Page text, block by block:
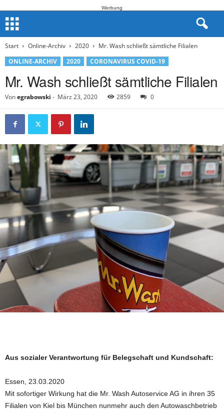
Werbung
Start Online-Archiv 2020
Mr. Wash schließt sämtliche Filialen
ONLINE-ARCHIV
2020 CORONAVIRUS COVID-19
Mr. Wash schließt sämtliche Filialen
Vonegrabowski - März 23, 2020 2859 0
Aus sozialer Verantwortung für Belegschaft und Kundschaft:
Essen, 23.03.2020
Mit sofortiger Wirkung hat die Mr. Wash Autoservice AG in ihren 35
Filialen von Kiel bis München nunmehr auch den Autowaschbetrieb